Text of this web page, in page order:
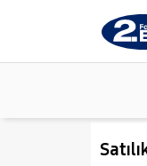
Markalar